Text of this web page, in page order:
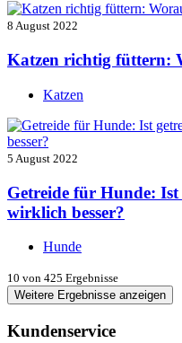
8 August 2022
Katzen richtig füttern:
Katzen
5 August 2022
Getreide für Hunde:
wirklich besser?
Hunde
10 von 425 Ergebnisse
Weitere Ergebnisse anzeigen
Kundenservice